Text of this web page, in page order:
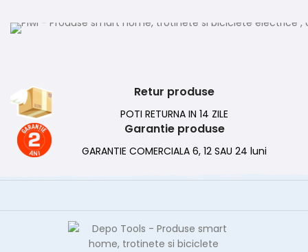
Retur produse
POTI RETURNA IN 14 ZILE
Garantie produse
GARANTIE COMERCIALA 6, 12 SAU 24 luni